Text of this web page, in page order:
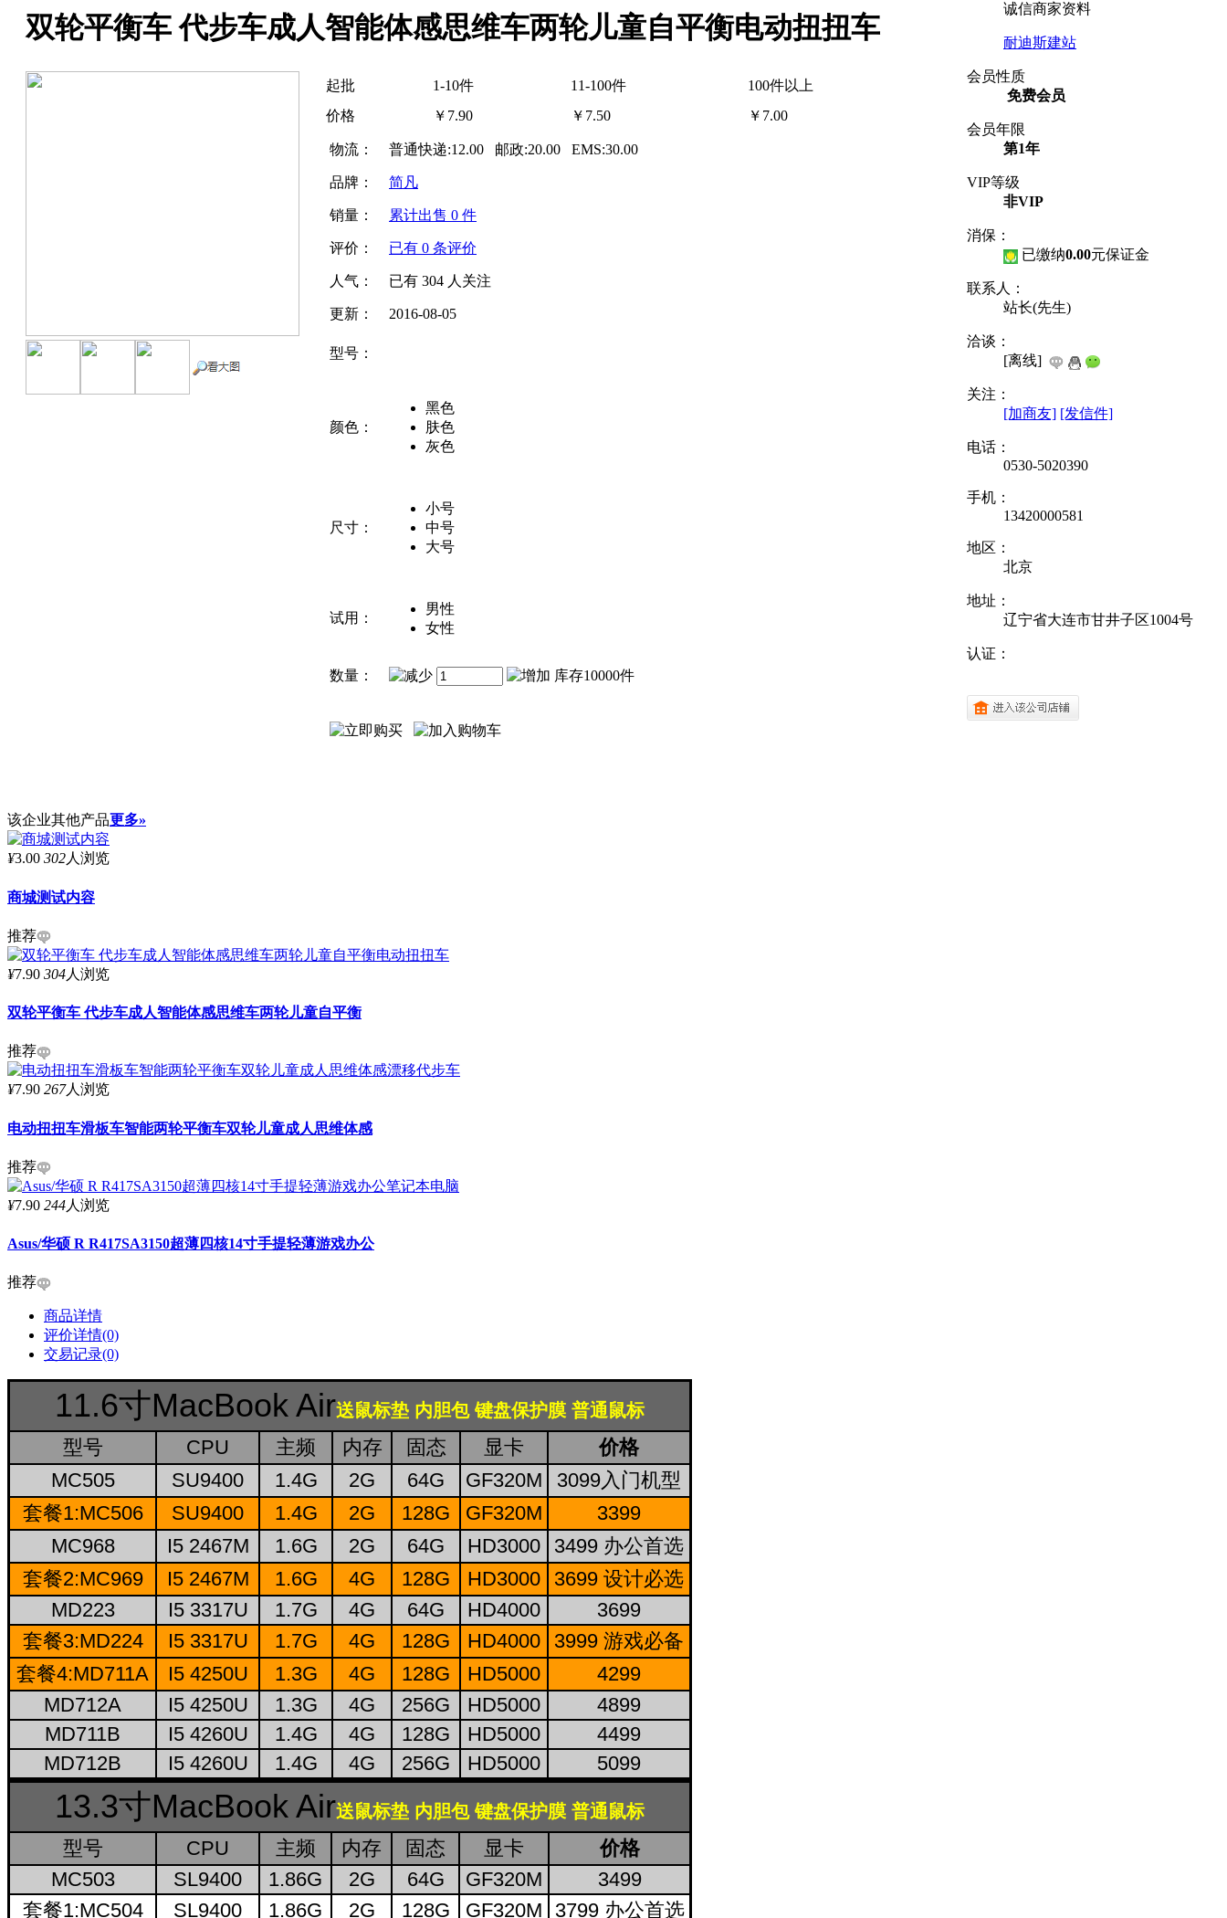
双轮平衡车 代步车成人智能体感思维车两轮儿童自平衡电动扭扭车
起批 1-10件 11-100件
100件以上
价格
￥ 7.90 ￥ 7.50 ￥ 7.00
物流： 普通快递:12.00 邮政:20.00 EMS:30.00
品牌： 简凡
销量： 累计出售 0 件
评价： 已有 0 条评价
人气： 已有 304 人关注
更新： 2016-08-05
型号：
颜色：
黑色
肤色
灰色
尺寸：
小号
中号
大号
试用：
男性
女性
数量： 库存10000件
诚信商家资料
耐迪斯建站
会员性质
免费会员
会员年限
第1年
VIP等级
非VIP
消保：
已缴纳0.00元保证金
联系人：
站长(先生)
洽谈：
[离线]
关注：
[加商友] [发信件]
电话：
0530-5020390
手机：
13420000581
地区：
北京
地址：
辽宁省大连市甘井子区1004号
认证：
该企业其他产品更多»
¥3.00 302人浏览
商城测试内容
推荐
¥7.90 304人浏览
双轮平衡车 代步车成人智能体感思维车两轮儿童自平衡
推荐
¥7.90 267人浏览
电动扭扭车滑板车智能两轮平衡车双轮儿童成人思维体感
推荐
¥7.90 244人浏览
Asus/华硕 R R417SA3150超薄四核14寸手提轻薄游戏办公
推荐
商品详情
评价详情(0)
交易记录(0)
11.6寸MacBook Air送鼠标垫 内胆包 键盘保护膜 普通鼠标
型号 CPU 主频 内存 固态 显卡
价格
MC505
SU9400 1.4G 2G 64G GF320M
3099入门机型
套餐1:MC506
SU9400 1.4G 2G 128G GF320M
3399
MC968
I5 2467M 1.6G 2G 64G HD3000
3499 办公首选
套餐2:MC969
I5 2467M 1.6G 4G 128G HD3000
3699 设计必选
MD223
I5 3317U 1.7G 4G 64G HD4000
3699
套餐3:MD224
I5 3317U 1.7G 4G 128G HD4000
3999 游戏必备
套餐4:MD711A
I5 4250U 1.3G 4G 128G HD5000
4299
MD712A
I5 4250U 1.3G 4G 256G HD5000
4899
MD711B
I5 4260U 1.4G 4G 128G HD5000
4499
MD712B
I5 4260U 1.4G 4G 256G HD5000 5099
13.3寸MacBook Air送鼠标垫 内胆包 键盘保护膜 普通鼠标
型号 CPU 主频 内存 固态 显卡
价格
MC503
SL9400 1.86G 2G 64G GF320M
3499
套餐1:MC504
SL9400 1.86G 2G 128G GF320M 3799 办公首选